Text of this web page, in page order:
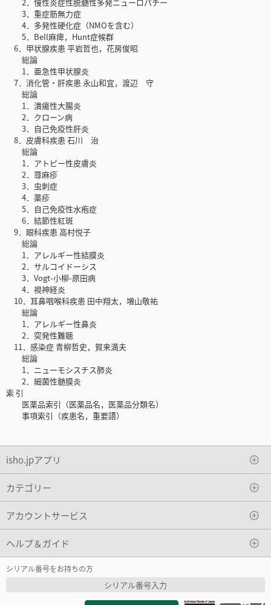
3．重症筋無力症
4．多発性硬化症（NMOを含む）
5．Bell麻痺，Hunt症候群
6．甲状腺疾患 平岩哲也，花房俊昭
総論
1．亜急性甲状腺炎
7．消化管・肝疾患 永山和宜，渡辺 守
総論
1．潰瘍性大腸炎
2．クローン病
3．自己免疫性肝炎
8．皮膚科疾患 石川 治
総論
1．アトピー性皮膚炎
2．蕁麻疹
3．虫刺症
4．薬疹
5．自己免疫性水疱症
6．結節性紅斑
9．眼科疾患 高村悦子
総論
1．アレルギー性結膜炎
2．サルコイドーシス
3．Vogt-小柳-原田病
4．視神経炎
10．耳鼻咽喉科疾患 田中翔太，増山敬祐
総論
1．アレルギー性鼻炎
2．突発性難聴
11．感染症 青柳哲史，賀来満夫
総論
1．ニューモシスチス肺炎
2．細菌性髄膜炎
索 引
医薬品索引（医薬品名，医薬品分類名）
事項索引（疾患名，重要語）
isho.jpアプリ
カテゴリー
アカウントサービス
ヘルプ＆ガイド
シリアル番号をお持ちの方
シリアル番号入力